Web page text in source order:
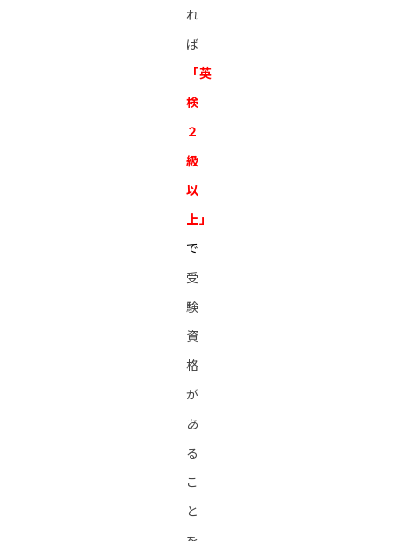
れ
ば
「英
検
２
級
以
上」
で
受
験
資
格
が
あ
る
こ
と